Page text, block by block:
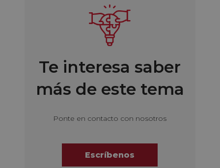
Te interesa saber
más de este tema
Ponte en contacto con nosotros
Escríbenos